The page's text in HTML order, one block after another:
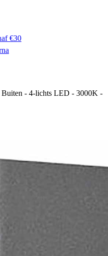
€30
- 4-lichts LED - 3000K -